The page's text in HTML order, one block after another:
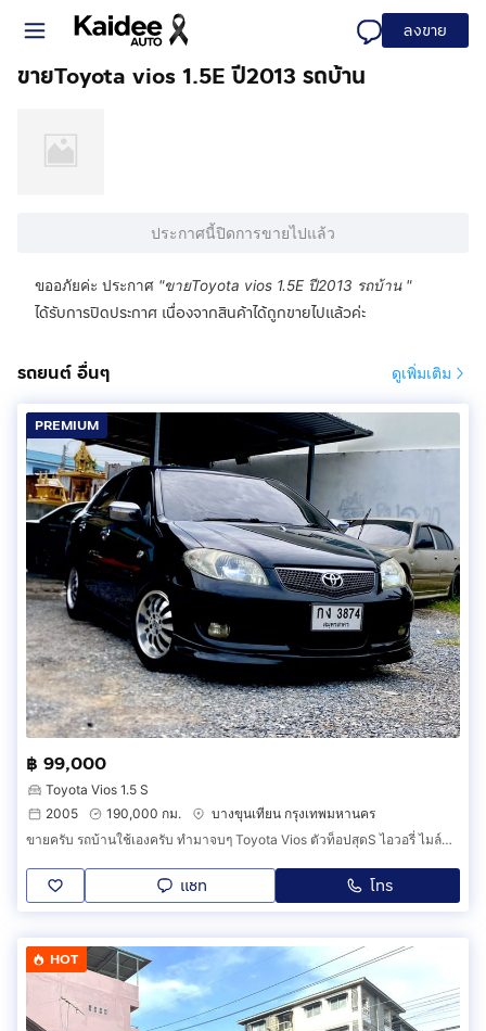
ลงขาย
ขายToyota vios 1.5E ปี2013 รถบ้าน
ประกาศนี้ปิดการขายไปแล้ว
ขออภัยค่ะ ประกาศ "ขายToyota vios 1.5E ปี2013 รถบ้าน "
ได้รับการปิดประกาศ เนื่องจากสินค้าได้ถูกขายไปแล้วค่ะ
รถยนต์ อื่นๆ ดูเพิ่มเติม
PREMIUM
฿ 99,000
Toyota Vios 1.5 S
2005
190,000 กม.
บางขุนเทียน กรุงเทพมหานคร
ขายครับ รถบ้านใช้เองครับ ทำมาจบๆ Toyota Vios ตัวท็อปสุดS ไอวอรี่ ไมล์ดิจิตอลแล้ว เอาไปไม่ต้องซ่อมอะไรเลยครับ พร้อมใช้เล่มทะเบียนครบ
แชท โทร
HOT